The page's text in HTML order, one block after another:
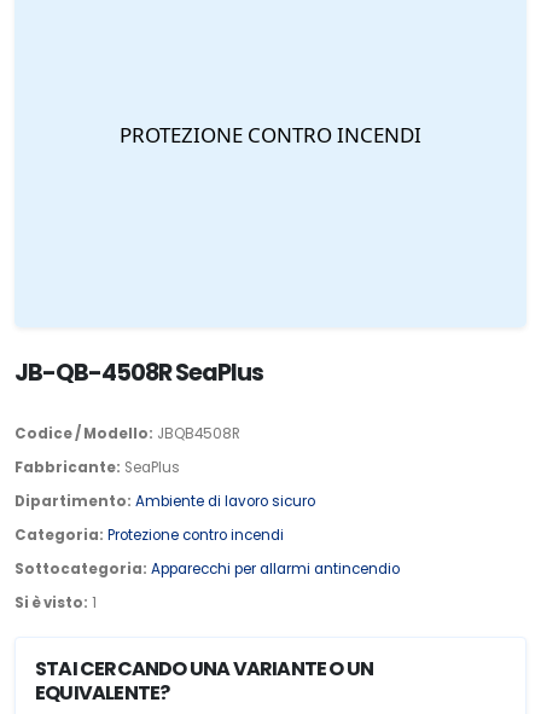
JB-QB-4508R SeaPlus
Codice / Modello: JBQB4508R
Fabbricante: SeaPlus
Dipartimento: Ambiente di lavoro sicuro
Categoria: Protezione contro incendi
Sottocategoria: Apparecchi per allarmi antincendio
Si è visto: 1
STAI CERCANDO UNA VARIANTE O UN
EQUIVALENTE?